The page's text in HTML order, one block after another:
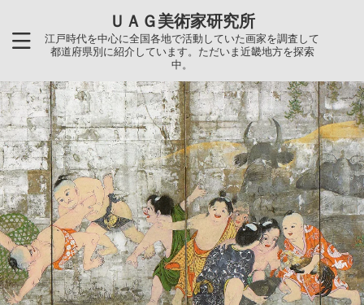
ＵＡＧ美術家研究所
江戸時代を中心に全国各地で活動していた画家を調査して
都道府県別に紹介しています。ただいま近畿地方を探索
中。